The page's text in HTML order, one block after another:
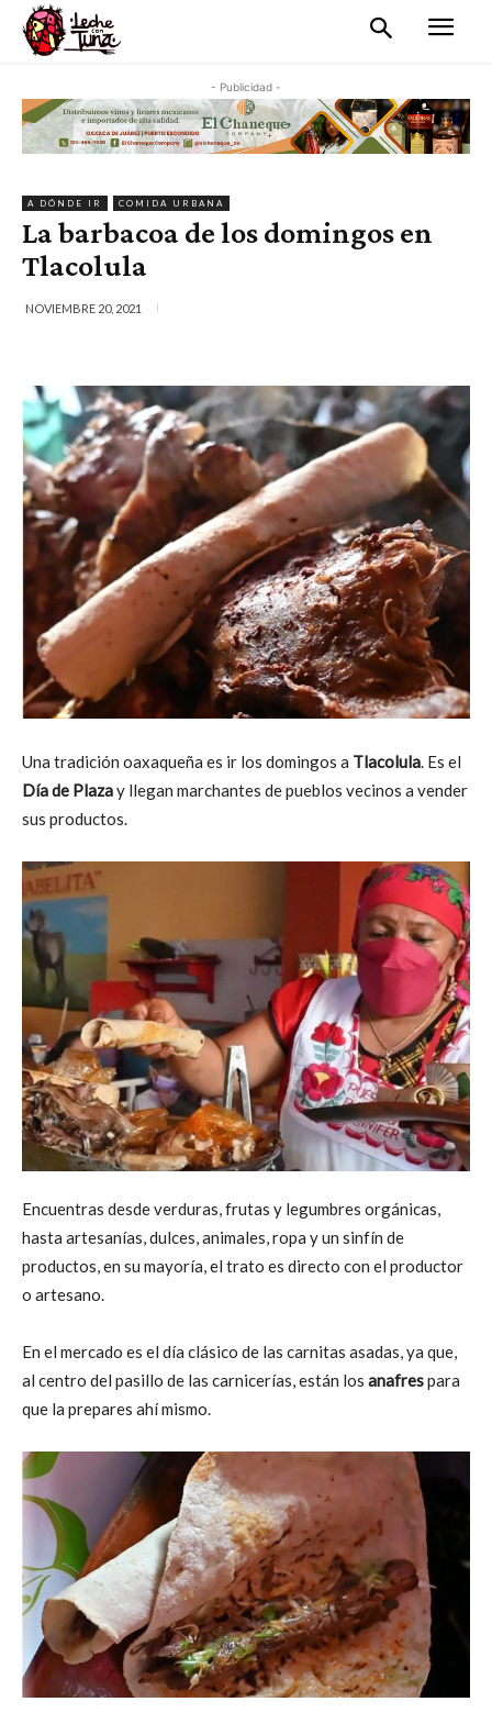
- Publicidad -
A DÓNDE IR COMIDA URBANA
La barbacoa de los domingos en
Tlacolula
NOVIEMBRE 20, 2021
Una tradición oaxaqueña es ir los domingos a Tlacolula . Es el
Día de Plazay llegan marchantes de pueblos vecinos a vender
sus productos.
Encuentras desde verduras, frutas y legumbres orgánicas,
hasta artesanías, dulces, animales, ropa y un sinfín de
productos, en su mayoría, el trato es directo con el productor
o artesano.
En el mercado es el día clásico de las carnitas asadas, ya que,
al centro del pasillo de las carnicerías, están los anafrespara
que la prepares ahí mismo.